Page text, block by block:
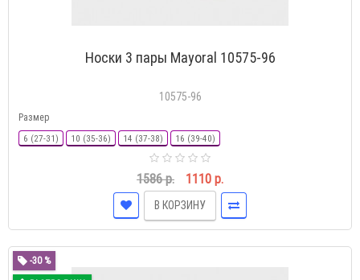
Носки 3 пары Mayoral 10575-96
10575-96
Размер
6 (27-31) 10 (35-36) 14 (37-38) 16 (39-40)
1586 р. 1110 р.
В КОРЗИНУ
-30 %